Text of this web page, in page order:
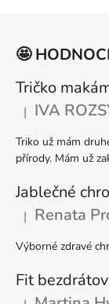
🤩
Tričko
Hodnocení
| IVA
Triko už mám
přírody. Mám už
Jablečné
Hodnocení
| Renata
Výborné zdravé